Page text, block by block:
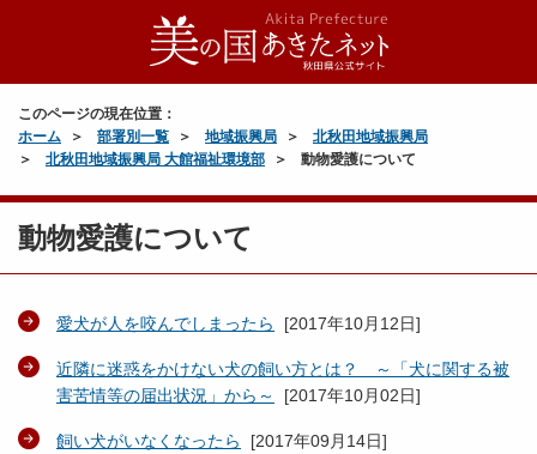
このページの現在位置：
ホーム
部署別一覧 地域振興局
北秋田地域振興局
北秋田地域振興局 大館福祉環境部
動物愛護について
動物愛護について
愛犬が人を咬んでしまったら [2017年10月12日]
近隣に迷惑をかけない犬の飼い方とは？ ～「犬に関する被
害苦情等の届出状況」から～
[2017年10月02日]
飼い犬がいなくなったら [2017年09月14日]